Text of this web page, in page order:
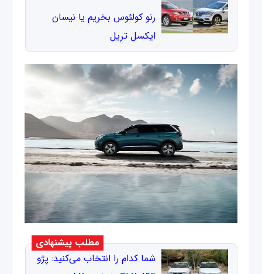
رنو کولئوس بخریم یا نیسان
ایکسل تریل
مطلب پیشنهادی
شما کدام را انتخاب می‌کنید: پژو